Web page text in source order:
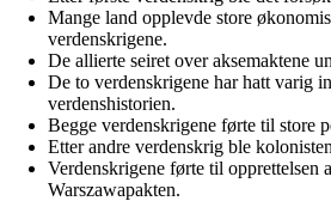
Mange land opplevde store
verdenskrigene.
De allierte seiret over aksemaktene
De to verdenskrigene har hatt varig
verdenshistorien.
Begge verdenskrigene førte til store
Etter andre verdenskrig ble
Verdenskrigene førte til opprettelsen
Warszawapakten.